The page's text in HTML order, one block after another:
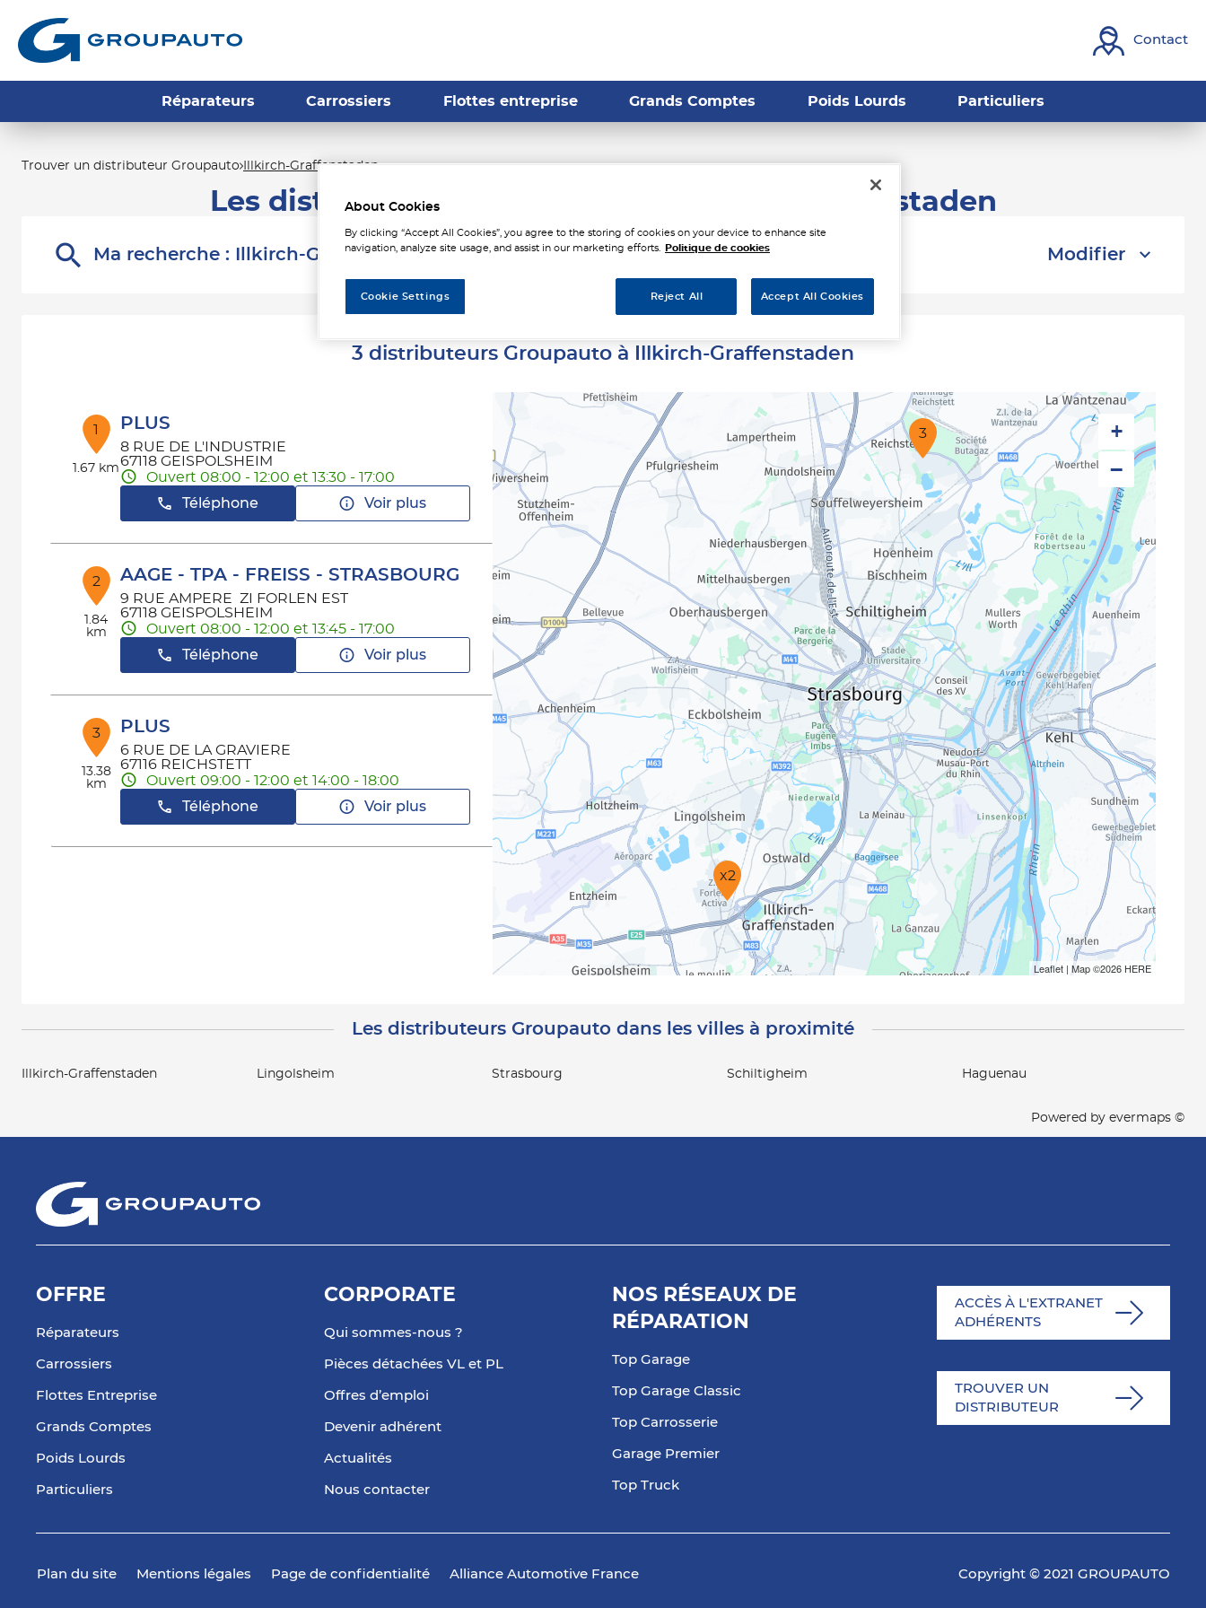
Contact
Réparateurs Carrossiers Flottes entreprise Grands Comptes Poids Lourds Particuliers
Trouver un distributeur Groupauto Illkirch-Graffenstaden
Les distributeurs Groupauto à Illkirch-Graffenstaden
Ma recherche : Illkirch-Graffenstaden Modifier
3 distributeurs Groupauto à Illkirch-Graffenstaden
1
1.67 km
PLUS
8 RUE DE L'INDUSTRIE
67118 GEISPOLSHEIM
Ouvert 08:00 - 12:00 et 13:30 - 17:00
Téléphone
Voir plus
2
1.84
km
AAGE - TPA - FREISS - STRASBOURG
9 RUE AMPERE ZI FORLEN EST
67118 GEISPOLSHEIM
Ouvert 08:00 - 12:00 et 13:45 - 17:00
Téléphone
Voir plus
3
13.38
km
PLUS
6 RUE DE LA GRAVIERE
67116 REICHSTETT
Ouvert 09:00 - 12:00 et 14:00 - 18:00
Téléphone
Voir plus
3
x2
+
−
Leaflet| Map ©2026 HERE
Les distributeurs Groupauto dans les villes à proximité
Illkirch-Graffenstaden Lingolsheim Strasbourg Schiltigheim Haguenau
Powered by evermaps ©
OFFRE
Réparateurs
Carrossiers
Flottes Entreprise
Grands Comptes
Poids Lourds
Particuliers
CORPORATE
Qui sommes-nous ?
Pièces détachées VL et PL
Offres d’emploi
Devenir adhérent
Actualités
Nous contacter
NOS RÉSEAUX DE
RÉPARATION
Top Garage
Top Garage Classic
Top Carrosserie
Garage Premier
Top Truck
ACCÈS À L'EXTRANET
ADHÉRENTS
TROUVER UN
DISTRIBUTEUR
Plan du site Mentions légales Page de confidentialité Alliance Automotive France Copyright © 2021 GROUPAUTO
About Cookies
By clicking “Accept All Cookies”, you agree to the storing of cookies on your device to enhance site
navigation, analyze site usage, and assist in our marketing efforts.
Politique de cookies
Reject All Accept All Cookies
Cookie Settings